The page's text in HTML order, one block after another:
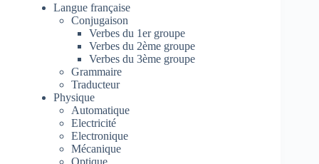
Langue française
Conjugaison
Verbes du 1er groupe
Verbes du 2ème groupe
Verbes du 3ème groupe
Grammaire
Traducteur
Physique
Automatique
Electricité
Electronique
Mécanique
Optique